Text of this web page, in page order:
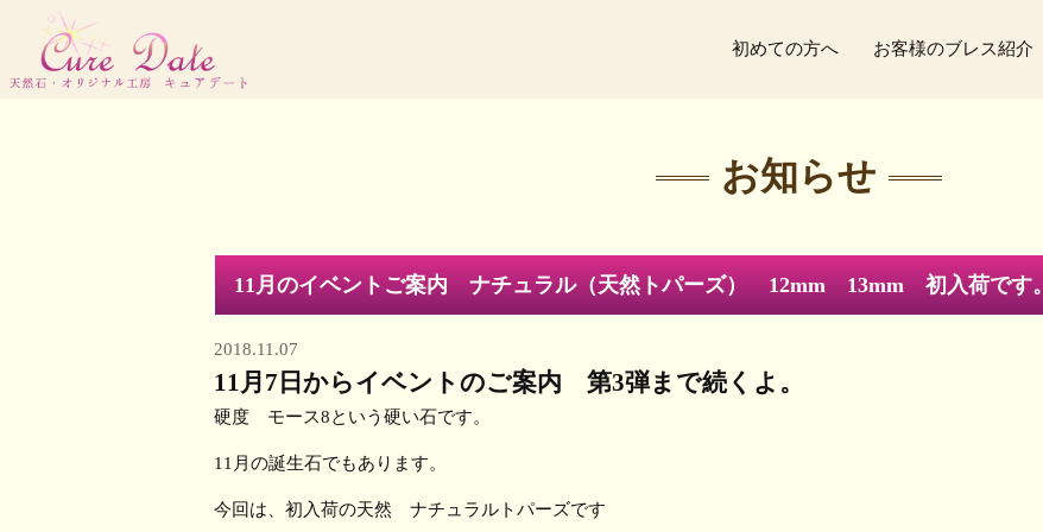
初めての方へ お客様のブレス紹介
お知らせ
11月のイベントご案内 ナチュラル（天然トパーズ） 12mm 13mm 初入荷です。
2018.11.07
11月7日からイベントのご案内 第3弾まで続くよ。
硬度 モース8という硬い石です。
11月の誕生石でもあります。
今回は、初入荷の天然 ナチュラルトパーズです